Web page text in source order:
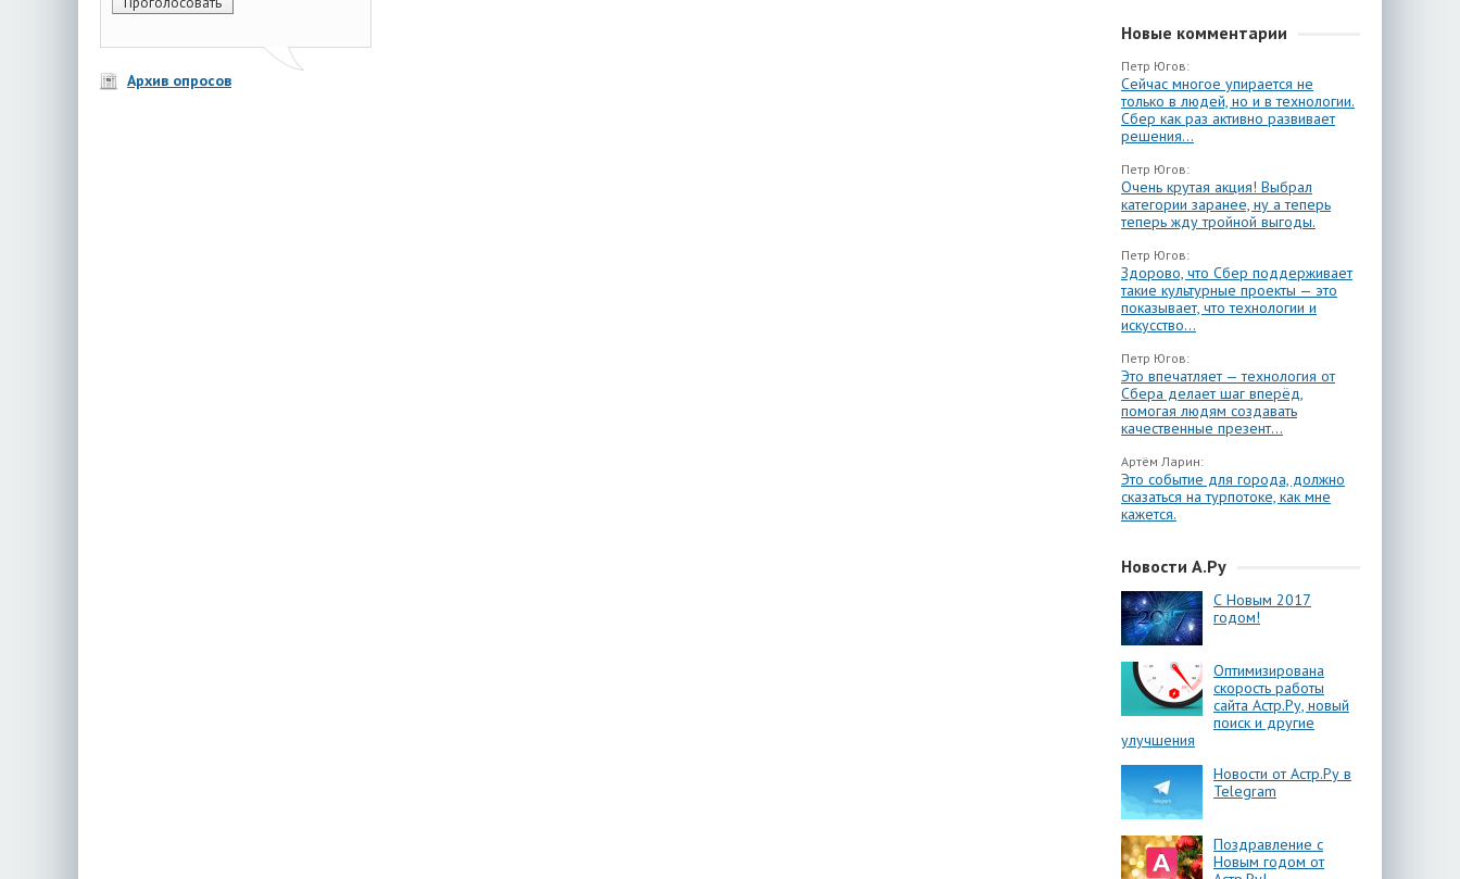
Архив опросов
Новые комментарии
Петр Югов:
Сейчас многое упирается не
только в людей, но и в технологии.
Сбер как раз активно развивает
решения...
Петр Югов:
Очень крутая акция! Выбрал
категории заранее, ну а теперь
теперь жду тройной выгоды.
Петр Югов:
Здорово, что Сбер поддерживает
такие культурные проекты — это
показывает, что технологии и
искусство...
Петр Югов:
Это впечатляет — технология от
Сбера делает шаг вперёд,
помогая людям создавать
качественные презент...
Артём Ларин:
Это событие для города, должно
сказаться на турпотоке, как мне
кажется.
Новости А.Ру
С Новым 2017
годом!
Оптимизирована
скорость работы
сайта Астр.Ру, новый
поиск и другие
улучшения
Новости от Астр.Ру в
Telegram
Поздравление с
Новым годом от